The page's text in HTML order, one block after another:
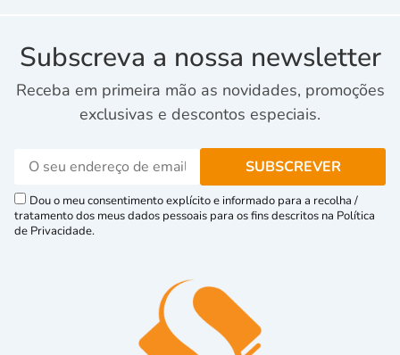
Subscreva a nossa newsletter
Receba em primeira mão as novidades, promoções
exclusivas e descontos especiais.
Dou o meu consentimento explícito e informado para a recolha /
tratamento dos meus dados pessoais para os fins descritos na Política
de Privacidade.